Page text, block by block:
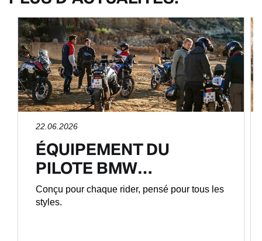
22.06.2026
ÉQUIPEMENT DU
PILOTE BMW…
Conçu pour chaque rider, pensé pour tous les
styles.